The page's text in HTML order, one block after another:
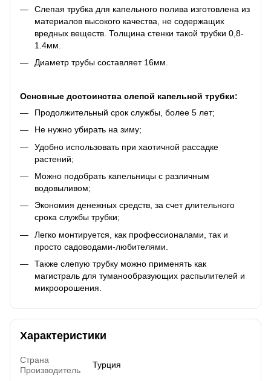
Слепая трубка для капельного полива изготовлена из
материалов высокого качества, не содержащих
вредных веществ. Толщина стенки такой трубки 0,8-
1.4мм.
Диаметр трубы составляет 16мм.
Основные достоинства слепой капельной трубки:
Продолжительный срок службы, более 5 лет;
Не нужно убирать на зиму;
Удобно использовать при хаотичной рассадке
растений;
Можно подобрать капельницы с различным
водовыливом;
Экономия денежных средств, за счет длительного
срока службы трубки;
Легко монтируется, как профессионалами, так и
просто садоводами-любителями.
Также слепую трубку можно применять как
магистраль для туманообразующих распылителей и
микроорошения.
Характеристики
Страна
Производитель
Турция